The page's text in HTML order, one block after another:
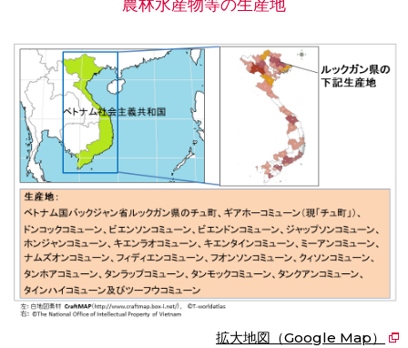
農林水産物等の生産地
拡大地図（Google Map）